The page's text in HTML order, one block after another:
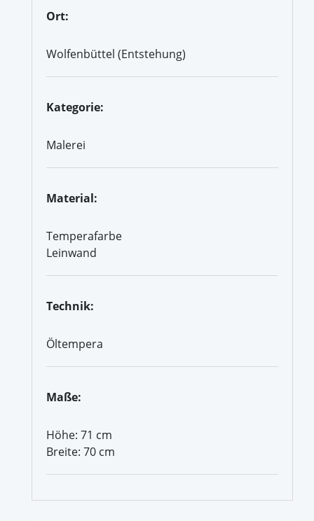
Ort:
Wolfenbüttel (Entstehung)
Kategorie:
Malerei
Material:
Temperafarbe
Leinwand
Technik:
Öltempera
Maße:
Höhe: 71 cm
Breite: 70 cm